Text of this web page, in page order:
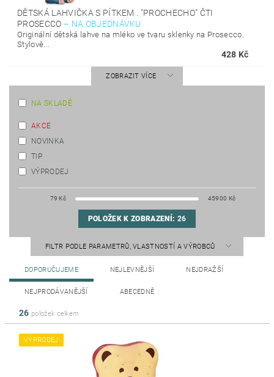
DĚTSKÁ LAHVIČKA S PÍTKEM . "PROCHECHO" ČTI
PROSECCO – NA OBJEDNÁVKU
Originální dětská lahve na mléko ve tvaru sklenky na Prosecco.
Stylově...
428 Kč
ZOBRAZIT VÍCE
NA SKLADĚ
AKCE
NOVINKA
TIP
VÝPRODEJ
79 Kč 45900 Kč
POLOŽEK K ZOBRAZENÍ: 26
FILTR PODLE PARAMETRŮ, VLASTNOSTÍ A VÝROBCŮ
DOPORUČUJEME NEJLEVNĚJŠÍ NEJDRAŽŠÍ
NEJPRODÁVANĚJŠÍ ABECEDNĚ
26 položek celkem
VÝPRODEJ